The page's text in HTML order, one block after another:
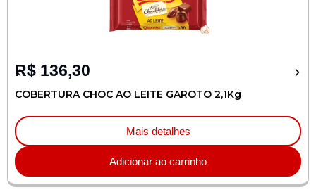
R$ 136,30
COBERTURA CHOC AO LEITE GAROTO 2,1Kg
Mais detalhes
Adicionar ao carrinho